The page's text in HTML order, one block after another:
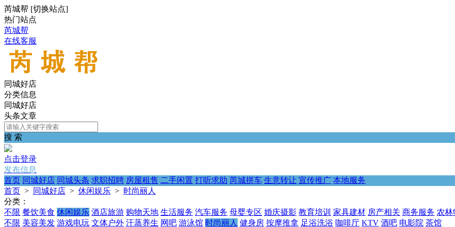
芮城帮 [切换站点]
热门站点
芮城帮
在线客服
同城好店
分类信息
同城好店
头条文章
搜 索
点击登录
发布信息
首页 同城好店 同城头条 求职招聘 房屋租售 二手闲置 打听求助 芮城拼车 生意转让 宣传推广 本地服务
首页 > 同城好店 > 休闲娱乐 > 时尚丽人
分类：
不限 餐饮美食 休闲娱乐 酒店旅游 购物天地 生活服务 汽车服务 母婴专区 婚庆摄影 教育培训 家具建材 房产相关 商务服务 农林
不限 美容美发 游戏电玩 文体户外 汗蒸养生 网吧 游泳馆 时尚丽人 健身房 按摩推拿 足浴洗浴 咖啡厅 KTV 酒吧 电影院 茶馆